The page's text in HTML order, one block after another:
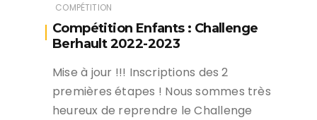
COMPÉTITION
Compétition Enfants : Challenge
Berhault 2022-2023
Mise à jour !!! Inscriptions des 2
premières étapes ! Nous sommes très
heureux de reprendre le Challenge